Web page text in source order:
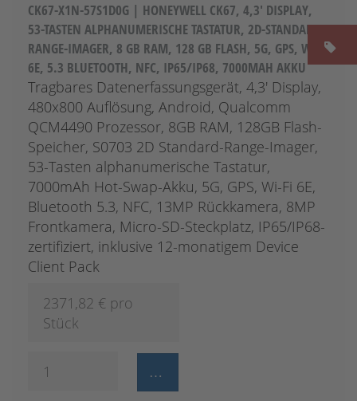
CK67-X1N-57S1D0G | HONEYWELL CK67, 4,3' DISPLAY,
53-TASTEN ALPHANUMERISCHE TASTATUR, 2D-STANDARD-
RANGE-IMAGER, 8 GB RAM, 128 GB FLASH, 5G, GPS, WI-FI
6E, 5.3 BLUETOOTH, NFC, IP65/IP68, 7000MAH AKKU
Tragbares Datenerfassungsgerät, 4,3' Display,
480x800 Auflösung, Android, Qualcomm
QCM4490 Prozessor, 8GB RAM, 128GB Flash-
Speicher, S0703 2D Standard-Range-Imager,
53-Tasten alphanumerische Tastatur,
7000mAh Hot-Swap-Akku, 5G, GPS, Wi-Fi 6E,
Bluetooth 5.3, NFC, 13MP Rückkamera, 8MP
Frontkamera, Micro-SD-Steckplatz, IP65/IP68-
zertifiziert, inklusive 12-monatigem Device
Client Pack
2371,82 € pro
Stück